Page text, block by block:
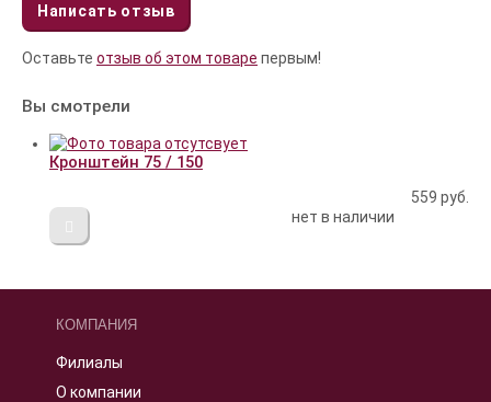
Написать отзыв
Оставьте отзыв об этом товаре первым!
Вы смотрели
Кронштейн 75 / 150
559 руб.
нет в наличии
КОМПАНИЯ
Филиалы
О компании